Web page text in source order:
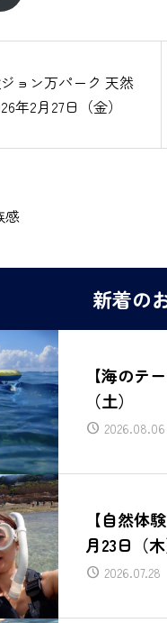
ジョン万パーク 天然
年2月27日（金）
感
新着の
【海のテ
（土）
2026.08.06
【自然体
月23日（木
2026.07.28